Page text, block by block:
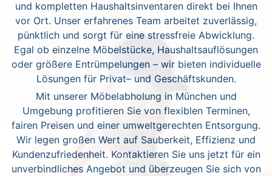
und kompletten Haushaltsinventaren direkt bei Ihnen
vor Ort. Unser erfahrenes Team arbeitet zuverlässig,
pünktlich und sorgt für eine stressfreie Abwicklung.
Egal ob einzelne Möbelstücke, Haushaltsauflösungen
oder größere Entrümpelungen – wir bieten individuelle
Lösungen für Privat– und Geschäftskunden.
Mit unserer Möbelabholung in München und
Umgebung profitieren Sie von flexiblen Terminen,
fairen Preisen und einer umweltgerechten Entsorgung.
Wir legen großen Wert auf Sauberkeit, Effizienz und
Kundenzufriedenheit. Kontaktieren Sie uns jetzt für ein
unverbindliches Angebot und überzeugen Sie sich von